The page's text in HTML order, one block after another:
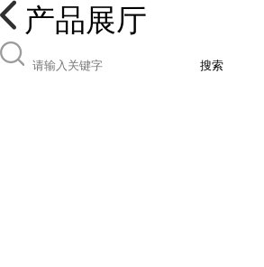
产品展厅
搜索